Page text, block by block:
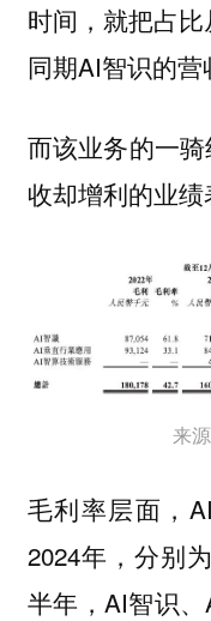
时间，就把占
同期AI智识的营
而该业务的一
收却增利的业绩
来
毛利率层面，
2024年，分别
半年，AI智识